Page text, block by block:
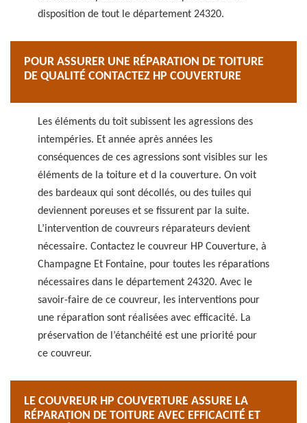
disposition de tout le département 24320.
POUR ASSURER UNE RÉPARATION DE TOITURE
DE QUALITÉ CONTACTEZ HP COUVERTURE
Les éléments du toit subissent les agressions des
intempéries. Et année après années les
conséquences de ces agressions sont visibles sur les
éléments de la toiture et d la couverture. On voit
des bardeaux qui sont décollés, ou des tuiles qui
deviennent poreuses et se fissurent par la suite.
L’intervention de couvreurs réparateurs devient
nécessaire. Contactez le couvreur HP Couverture, à
Champagne Et Fontaine, pour toutes les réparations
nécessaires dans le département 24320. Avec le
savoir-faire de ce couvreur, les interventions pour
une réparation sont réalisées avec efficacité. La
préservation de l’étanchéité est une priorité pour
ce couvreur.
LE COUVREUR HP COUVERTURE ASSURE LA
RÉPARATION DE TOITURE AVEC EFFICACITÉ ET